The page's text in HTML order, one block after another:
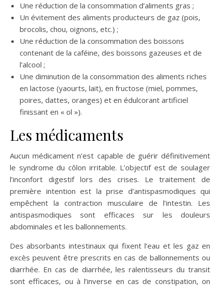
Une réduction de la consommation d’aliments gras ;
Un évitement des aliments producteurs de gaz (pois,
brocolis, chou, oignons, etc.) ;
Une réduction de la consommation des boissons
contenant de la caféine, des boissons gazeuses et de
l’alcool ;
Une diminution de la consommation des aliments riches
en lactose (yaourts, lait), en fructose (miel, pommes,
poires, dattes, oranges) et en édulcorant artificiel
finissant en « ol »).
Les médicaments
Aucun médicament n’est capable de guérir définitivement
le syndrome du côlon irritable. L’objectif est de soulager
l’inconfort digestif lors des crises. Le traitement de
première intention est la prise d’antispasmodiques qui
empêchent la contraction musculaire de l’intestin. Les
antispasmodiques sont efficaces sur les douleurs
abdominales et les ballonnements.
Des absorbants intestinaux qui fixent l’eau et les gaz en
excès peuvent être prescrits en cas de ballonnements ou
diarrhée. En cas de diarrhée, les ralentisseurs du transit
sont efficaces, ou à l’inverse en cas de constipation, on